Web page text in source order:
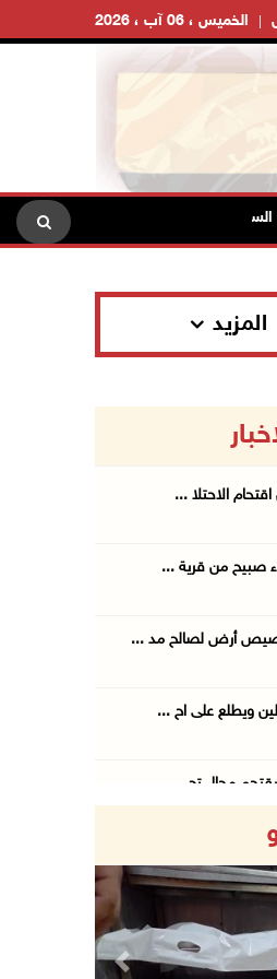
الخميس ، 06 آب ، 2026
العام الاحتلال يقتحم
المزيد
الاحتلا ...
صبيح من قرية ...
أرض لصالح مد ...
ويطلع على اح ...
محال تج ...
لترخيص الجرارات ...
Previous